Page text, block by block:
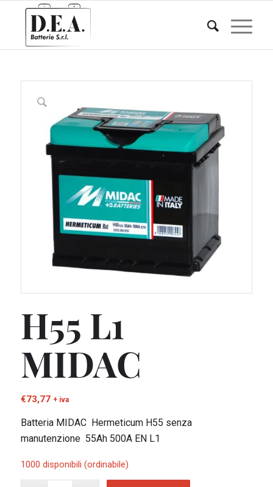
H55 L1
MIDAC
€73,77 + iva
Batteria MIDAC Hermeticum H55 senza
manutenzione 55Ah 500A EN L1
1000 disponibili (ordinabile)